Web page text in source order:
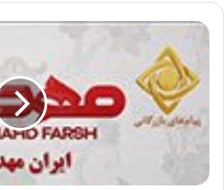
آگهی
مهد
فرش
پذیرش
نمایندگی
فعال